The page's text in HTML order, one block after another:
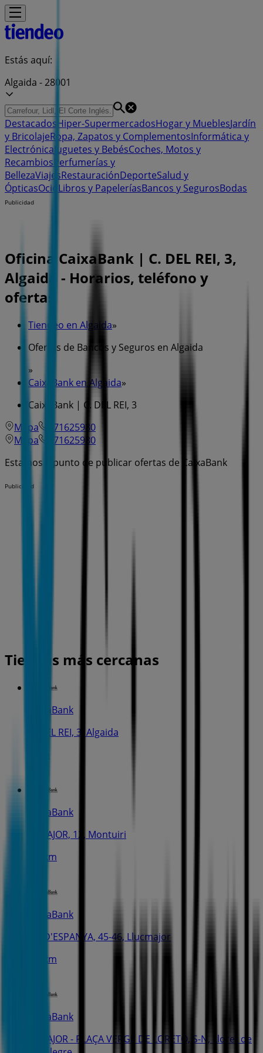
Estás aquí:
Algaida - 28001
Destacados Hiper-SupermercadosHogar y MueblesJardín
y BricolajeRopa, Zapatos y ComplementosInformática y
Electrónica Juguetes y BebésCoches, Motos y
Recambios Perfumerías y
BellezaViajesRestauraciónDeporteSalud y
ÓpticasOcio Libros y PapeleríasBancos y SegurosBodas
Publicidad
Oficina CaixaBank | C. DEL REI, 3,
Algaida - Horarios, teléfono y
ofertas
Tiendeo en Algaida»
Ofertas de Bancos y Seguros en Algaida
»
CaixaBank en Algaida»
CaixaBank | C. DEL REI, 3
Mapa
971625980
Mapa
971625980
Estamos a punto de publicar ofertas de CaixaBank
Publicidad
Tiendas más cercanas
CaixaBank
C. DEL REI, 3, Algaida
CaixaBank
C. MAJOR, 12, Montuiri
7.5 km
CaixaBank
PL. D'ESPANYA, 45-46, Llucmajor
7.7 km
CaixaBank
C. MAJOR - PLAÇA VERGE DE LORETO, S-N, Lloret de